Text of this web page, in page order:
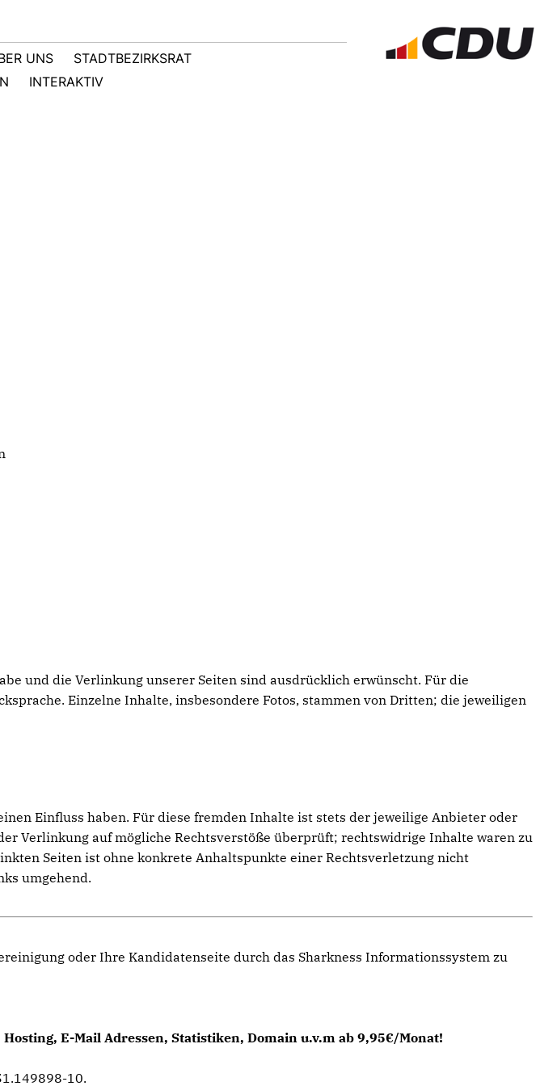
UNS
STADTBEZIRKSRAT
INTERAKTIV
und die Verlinkung unserer Seiten sind ausdrücklich erwünscht. Für die
Einzelne Inhalte, insbesondere Fotos, stammen von Dritten; die jeweiligen
Einfluss haben. Für diese fremden Inhalte ist stets der jeweilige Anbieter oder
Verlinkung auf mögliche Rechtsverstöße überprüft; rechtswidrige Inhalte waren zu
Seiten ist ohne konkrete Anhaltspunkte einer Rechtsverletzung nicht
umgehend.
oder Ihre Kandidatenseite durch das Sharkness Informationssystem zu
E-Mail Adressen, Statistiken, Domain u.v.m ab 9,95€/Monat!
10.